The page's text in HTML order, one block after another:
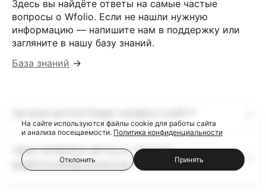
Здесь вы найдёте ответы на самые частые
вопросы о Wfolio. Если не нашли нужную
информацию — напишите нам в поддержку или
загляните в нашу базу знаний.
База знаний →
ЧЕМ ГАЛЕРЕИ WFOLIO ЛУЧШЕ
ФАЙЛООБМЕННИКОВ?
На сайте используются файлы cookie для работы сайта
и анализа посещаемости. Политика конфиденциальности
Отклонить Принять